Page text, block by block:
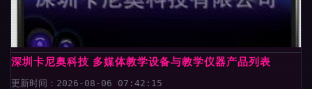
深圳卡尼奥科技 多媒体教学设备与教学仪器产品列表
更新时间：2026-08-06 07:42:15